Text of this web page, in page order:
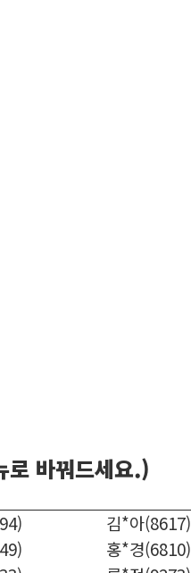
로 바꿔드세요.)
김*아(8617)
홍*경(6810)